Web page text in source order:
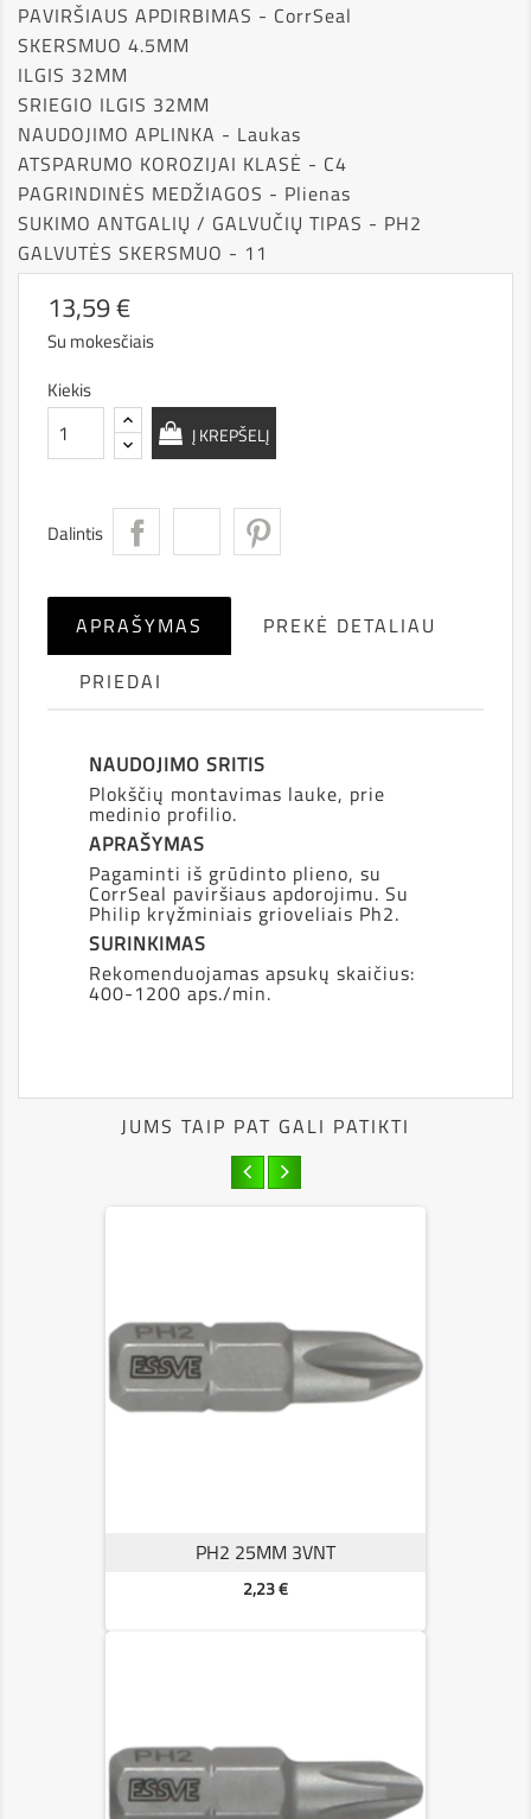
PAVIRŠIAUS APDIRBIMAS - CorrSeal
SKERSMUO 4.5MM
ILGIS 32MM
SRIEGIO ILGIS 32MM
NAUDOJIMO APLINKA - Laukas
ATSPARUMO KOROZIJAI KLASĖ - C4
PAGRINDINĖS MEDŽIAGOS - Plienas
SUKIMO ANTGALIŲ / GALVUČIŲ TIPAS - PH2
GALVUTĖS SKERSMUO - 11
13,59 €
Su mokesčiais
Kiekis
Į KREPŠELĮ
Dalintis
APRAŠYMAS
PREKĖ DETALIAU
PRIEDAI
NAUDOJIMO SRITIS
Plokščių montavimas lauke, prie
medinio profilio.
APRAŠYMAS
Pagaminti iš grūdinto plieno, su
CorrSeal paviršiaus apdorojimu. Su
Philip kryžminiais grioveliais Ph2.
SURINKIMAS
Rekomenduojamas apsukų skaičius:
400-1200 aps./min.
JUMS TAIP PAT GALI PATIKTI
PH2 25MM 3VNT
Kaina
2,23 €